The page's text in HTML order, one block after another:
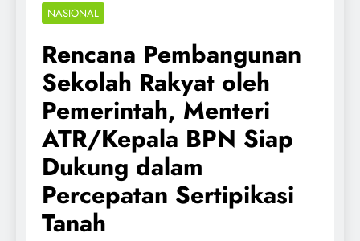
NASIONAL
Rencana Pembangunan
Sekolah Rakyat oleh
Pemerintah, Menteri
ATR/Kepala BPN Siap
Dukung dalam
Percepatan Sertipikasi
Tanah